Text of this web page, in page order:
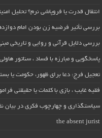
انتقال قدرت یا فروپاشی نرم؟ تحلیل
بررسی تأثیر فرضیه زن بودن امام
بررسی دلایل قرآنی و روایی و تاریخی
پاسخگویی و مبارزه با فساد ، سناتور
تعجیل فرج: دعا برای ظهور، حکومت یا
فقیه غایب ، بازی با کلمات یا حقیقتی
سیاستگذاری و چهارچوب فکری در بیان
the absent jurist